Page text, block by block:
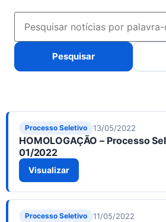
Pesquisar
Processo Seletivo 13/05/2022
HOMOLOGAÇÃO – Processo
01/2022
Visualizar
Processo Seletivo 11/05/2022